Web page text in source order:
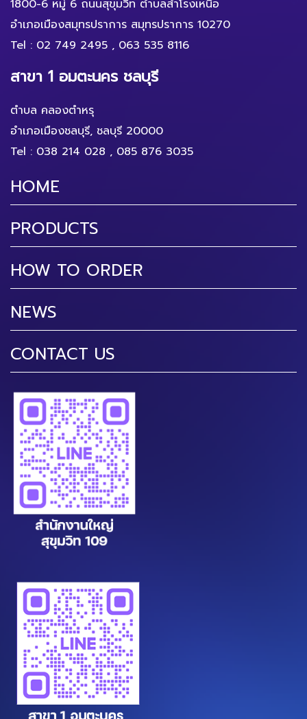
1800-6 หมู่ 6 ถนนสุขุมวิท ตำบลสำโรงเหนือ
อำเภอเมืองสมุทรปราการ สมุทรปราการ 10270
Tel : 02 749 2495 , 063 535 8116
สาขา 1 อมตะนคร ชลบุรี
ตำบล คลองตำหรุ
อำเภอเมืองชลบุรี, ชลบุรี 20000
Tel : 038 214 028 , 085 876 3035
HOME
PRODUCTS
HOW TO ORDER
NEWS
CONTACT US